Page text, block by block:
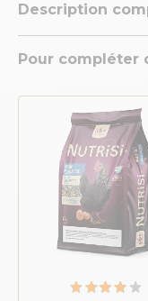
Description
Pour compléter